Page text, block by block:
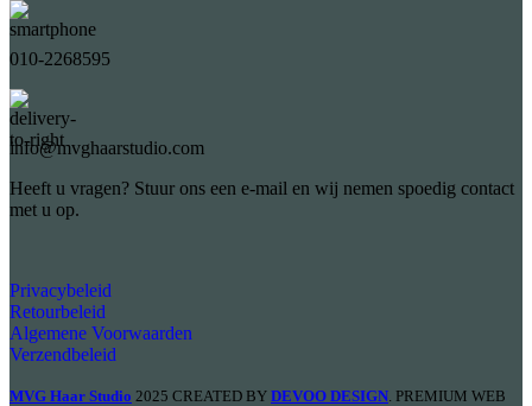
010-2268595
info@mvghaarstudio.com
Heeft u vragen? Stuur ons een e-mail en wij nemen spoedig contact
met u op.
Privacybeleid
Retourbeleid
Algemene Voorwaarden
Verzendbeleid
MVG Haar Studio 2025 CREATED BY DEVOO DESIGN . PREMIUM WEB